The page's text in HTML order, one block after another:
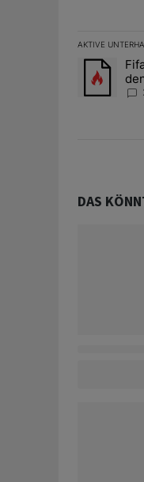
AKTIVE
Das
Ein
DAS